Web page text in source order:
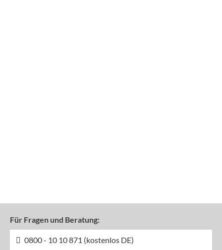
Für Fragen und Beratung:
0800 - 10 10 871 (kostenlos DE)